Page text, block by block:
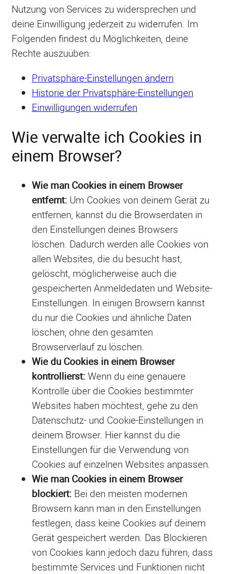
Nutzung von Services zu widersprechen und
deine Einwilligung jederzeit zu widerrufen. Im
Folgenden findest du Möglichkeiten, deine
Rechte auszuüben:
Privatsphäre-Einstellungen ändern
Historie der Privatsphäre-Einstellungen
Einwilligungen widerrufen
Wie verwalte ich Cookies in
einem Browser?
Wie man Cookies in einem Browser
entfernt: Um Cookies von deinem Gerät zu
entfernen, kannst du die Browserdaten in
den Einstellungen deines Browsers
löschen. Dadurch werden alle Cookies von
allen Websites, die du besucht hast,
gelöscht, möglicherweise auch die
gespeicherten Anmeldedaten und Website-
Einstellungen. In einigen Browsern kannst
du nur die Cookies und ähnliche Daten
löschen, ohne den gesamten
Browserverlauf zu löschen.
Wie du Cookies in einem Browser
kontrollierst: Wenn du eine genauere
Kontrolle über die Cookies bestimmter
Websites haben möchtest, gehe zu den
Datenschutz- und Cookie-Einstellungen in
deinem Browser. Hier kannst du die
Einstellungen für die Verwendung von
Cookies auf einzelnen Websites anpassen.
Wie man Cookies in einem Browser
blockiert: Bei den meisten modernen
Browsern kann man in den Einstellungen
festlegen, dass keine Cookies auf deinem
Gerät gespeichert werden. Das Blockieren
von Cookies kann jedoch dazu führen, dass
bestimmte Services und Funktionen nicht